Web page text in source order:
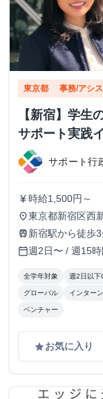
東京都 事務/アシ
【新宿】学生
サポート実践
サポート行
currency_yen 時給1,500円～
place東京都新宿区西
train 新宿駅から徒歩
calendar_today週2日〜 / 週15時
全学年対象 週2日以下
グローバル インター
ベンチャー
gradeお気に入り